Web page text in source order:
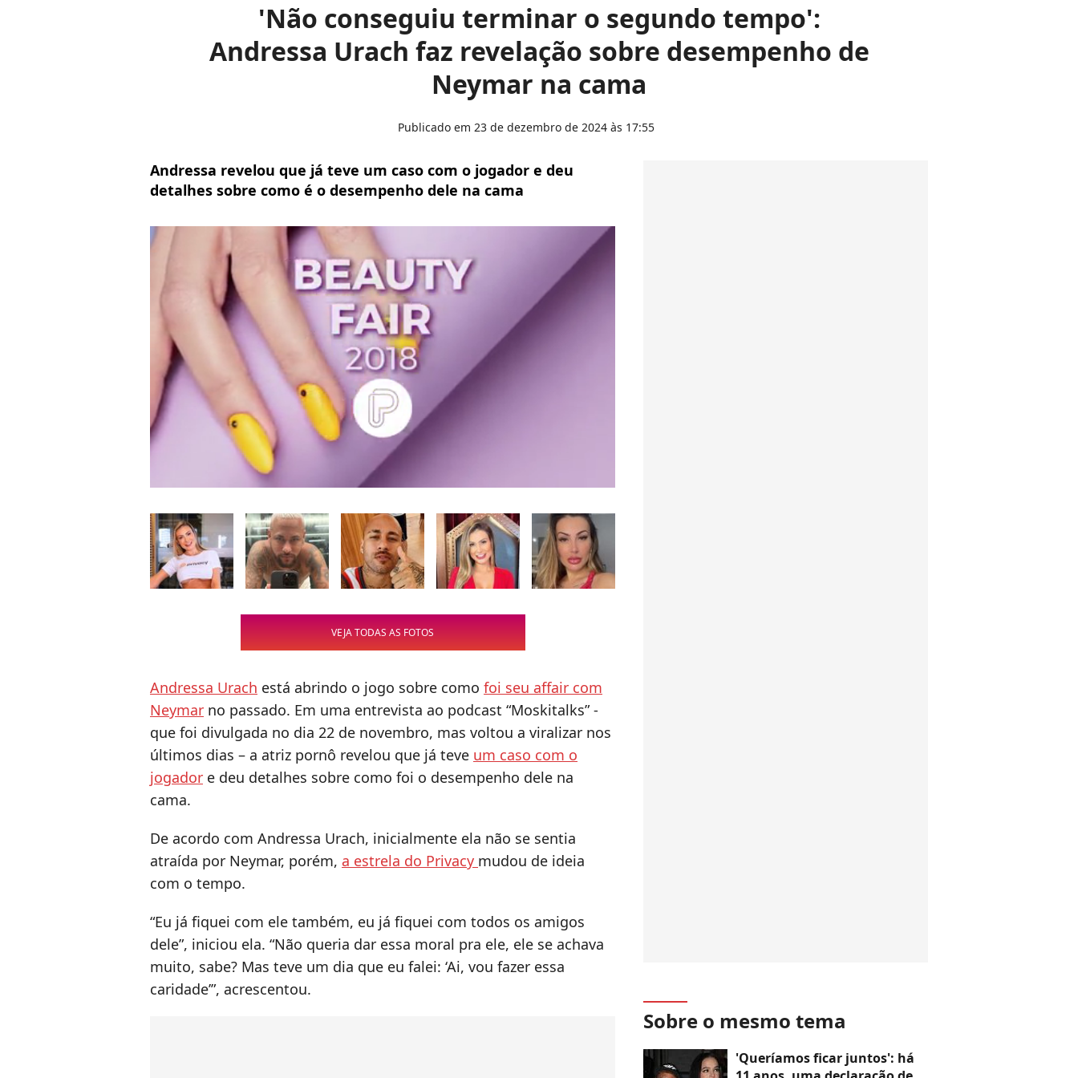
'Não conseguiu terminar o segundo tempo':
Andressa Urach faz revelação sobre desempenho de
Neymar na cama
Publicado em 23 de dezembro de 2024 às 17:55
Andressa revelou que já teve um caso com o jogador e deu
detalhes sobre como é o desempenho dele na cama
VEJA TODAS AS FOTOS
Andressa Urach está abrindo o jogo sobre como foi seu affair com
Neymar no passado. Em uma entrevista ao podcast “Moskitalks” -
que foi divulgada no dia 22 de novembro, mas voltou a viralizar nos
últimos dias – a atriz pornô revelou que já teve um caso com o
jogador e deu detalhes sobre como foi o desempenho dele na
cama.
De acordo com Andressa Urach, inicialmente ela não se sentia
atraída por Neymar, porém, a estrela do Privacy mudou de ideia
com o tempo.
“Eu já fiquei com ele também, eu já fiquei com todos os amigos
dele”, iniciou ela. “Não queria dar essa moral pra ele, ele se achava
muito, sabe? Mas teve um dia que eu falei: ‘Ai, vou fazer essa
caridade’”, acrescentou.
Sobre o mesmo tema
'Queríamos ficar juntos': há